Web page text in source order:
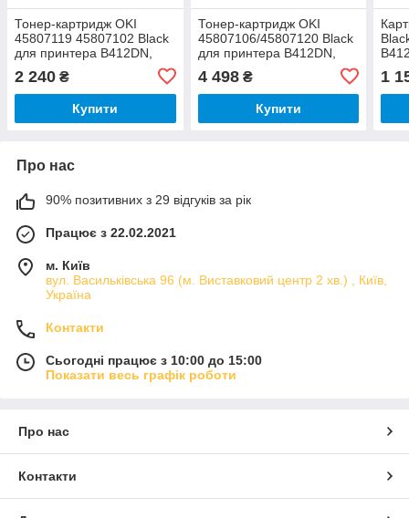
Тонер-картридж OKI
45807119 45807102 Black
для принтера B412DN,
MB472dnw, MB492dn,
MB562
2 240 ₴
Купити
Тонер-картридж OKI
45807106/45807120 Black
для принтера B412DN,
MB472dnw, MB492dn,
MB562
4 498₴
Купити
1
Про нас
90% позитивних з 29 відгуків за рік
Працює з 22.02.2021
м. Київ
вул. Васильківська 96 (м. Виставковий центр 2 хв.) , Київ,
Україна
Контакти
Сьогодні працює з 10:00 до 15:00
Показати весь графік роботи
Про нас
Контакти